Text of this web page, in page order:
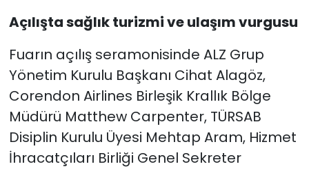
Açılışta sağlık turizmi ve ulaşım vurgusu
Fuarın açılış seramonisinde ALZ Grup
Yönetim Kurulu Başkanı Cihat Alagöz,
Corendon Airlines Birleşik Krallık Bölge
Müdürü Matthew Carpenter, TÜRSAB
Disiplin Kurulu Üyesi Mehtap Aram, Hizmet
İhracatçıları Birliği Genel Sekreter